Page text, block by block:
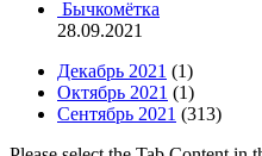
Бычкомётка
28.09.2021
Декабрь 2021 (1)
Октябрь 2021 (1)
Сентябрь 2021 (313)